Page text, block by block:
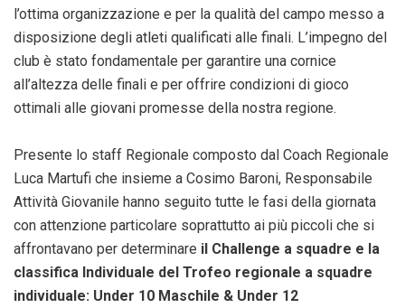
l’ottima organizzazione e per la qualità del campo messo a
disposizione degli atleti qualificati alle finali. L’impegno del
club è stato fondamentale per garantire una cornice
all’altezza delle finali e per offrire condizioni di gioco
ottimali alle giovani promesse della nostra regione.
Presente lo staff Regionale composto dal Coach Regionale
Luca Martufi che insieme a Cosimo Baroni, Responsabile
Attività Giovanile hanno seguito tutte le fasi della giornata
con attenzione particolare soprattutto ai più piccoli che si
affrontavano per determinare il Challenge a squadre e la
classifica Individuale del Trofeo regionale a squadre
individuale: Under 10 Maschile & Under 12